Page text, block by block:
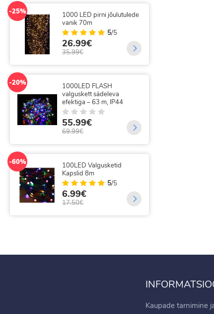
-42%
200 LED jõulutulede vanik
16m
6.99€
-25%
200 LED traadist
valguskardin
kaugjuhtimisega 3x2 m
11.99€
-37%
300 LED FLASH Jõulutuled
24m koos 31V adapteriga
18.99€
Kaupade tarnimine